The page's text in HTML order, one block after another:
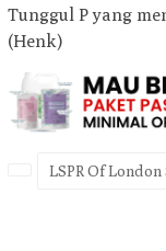
Tunggul P yang
(Henk)
LSPR Of London